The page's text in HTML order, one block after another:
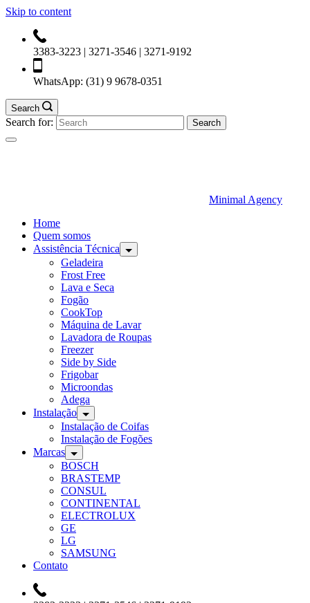
Skip to content
3383-3223 | 3271-3546 | 3271-9192
WhatsApp: (31) 9 9678-0351
Search
Search for:
Minimal Agency
Home
Quem somos
Assistência Técnica
Geladeira
Frost Free
Lava e Seca
Fogão
CookTop
Máquina de Lavar
Lavadora de Roupas
Freezer
Side by Side
Frigobar
Microondas
Adega
Instalação
Instalação de Coifas
Instalação de Fogões
Marcas
BOSCH
BRASTEMP
CONSUL
CONTINENTAL
ELECTROLUX
GE
LG
SAMSUNG
Contato